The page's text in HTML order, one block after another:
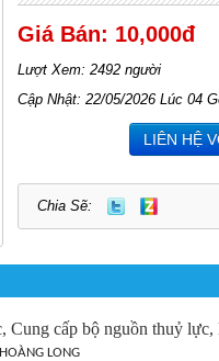
Giá Bán: 10,000đ
Lượt Xem: 2492 người
Cập Nhật: 22/05/2026 Lúc 04
LIÊN HỆ
Chia Sẽ:
cấp bộ nguồn thuỷ
LONG